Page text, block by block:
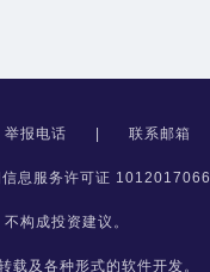
举报电话 联系邮箱
信息服务许可证 1012017066
构成投资建议。
载及各种形式的软件开发。